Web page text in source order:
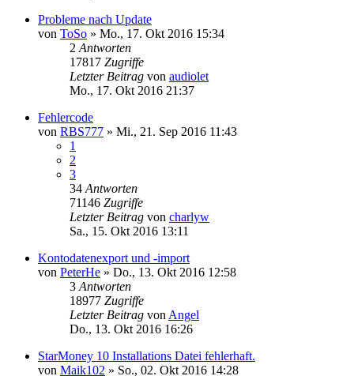
Probleme nach Update
von ToSo » Mo., 17. Okt 2016 15:34
2 Antworten
17817 Zugriffe
Letzter Beitrag von audiolet
Mo., 17. Okt 2016 21:37
Fehlercode
von RBS777 » Mi., 21. Sep 2016 11:43
1
2
3
34 Antworten
71146 Zugriffe
Letzter Beitrag von charlyw
Sa., 15. Okt 2016 13:11
Kontodatenexport und -import
von PeterHe » Do., 13. Okt 2016 12:58
3 Antworten
18977 Zugriffe
Letzter Beitrag von Angel
Do., 13. Okt 2016 16:26
StarMoney 10 Installations Datei fehlerhaft.
von Maik102 » So., 02. Okt 2016 14:28